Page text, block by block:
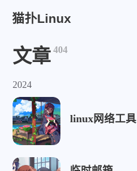
猫扑Linux
文章 404
2024
linux网络工具